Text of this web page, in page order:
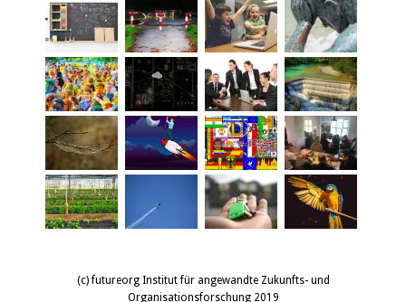
(c) futureorg Institut für angewandte Zukunfts- und
Organisationsforschung 2019